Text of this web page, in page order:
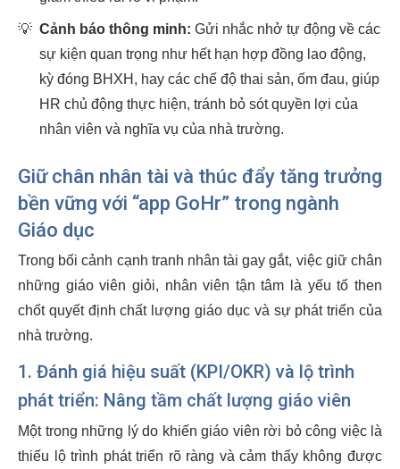
💡 Cảnh báo thông minh: Gửi nhắc nhở tự động về các
sự kiện quan trọng như hết hạn hợp đồng lao động,
kỳ đóng BHXH, hay các chế độ thai sản, ốm đau, giúp
HR chủ động thực hiện, tránh bỏ sót quyền lợi của
nhân viên và nghĩa vụ của nhà trường.
Giữ chân nhân tài và thúc đẩy tăng trưởng
bền vững với “app GoHr” trong ngành
Giáo dục
Trong bối cảnh cạnh tranh nhân tài gay gắt, việc giữ chân
những giáo viên giỏi, nhân viên tận tâm là yếu tố then
chốt quyết định chất lượng giáo dục và sự phát triển của
nhà trường.
1. Đánh giá hiệu suất (KPI/OKR) và lộ trình
phát triển: Nâng tầm chất lượng giáo viên
Một trong những lý do khiến giáo viên rời bỏ công việc là
thiếu lộ trình phát triển rõ ràng và cảm thấy không được